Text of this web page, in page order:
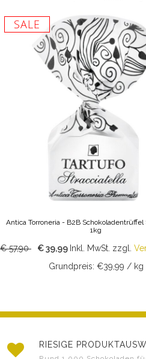
SALE
Antica Torroneria - B2B Schokoladentrüffel
1kg
€ 57,90 € 39,99 Inkl. MwSt. zzgl.
Grundpreis: €39,99 / kg
RIESIGE